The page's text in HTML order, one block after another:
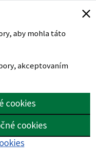
aby mohla táto
akceptovaním
cookies
cookies